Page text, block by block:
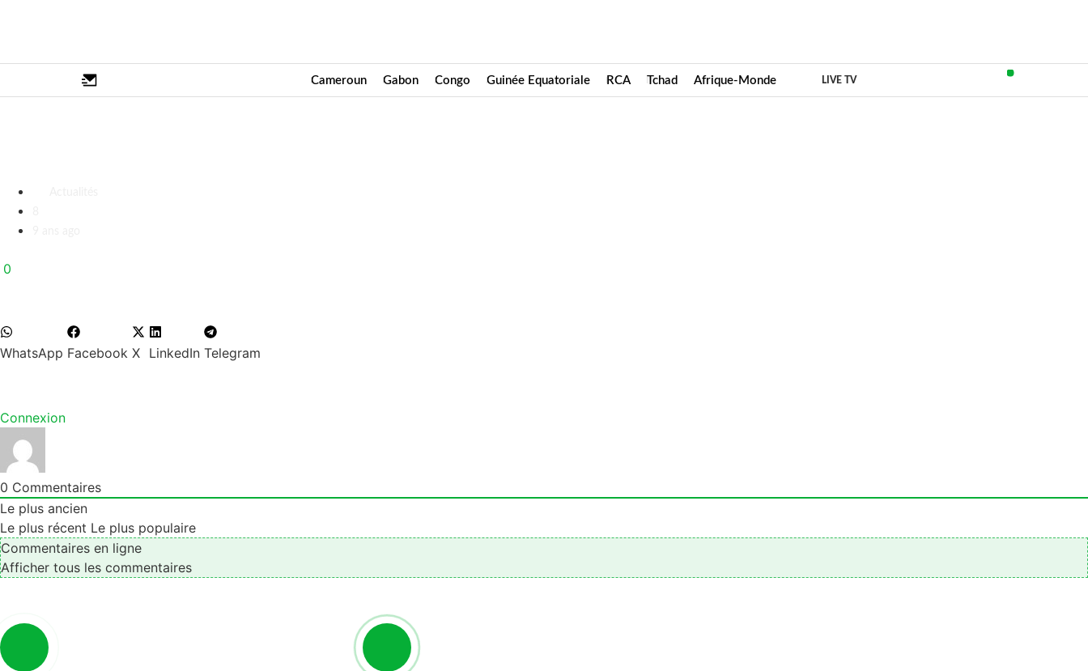
Cameroun Gabon Congo Guinée Equatoriale RCA Tchad Afrique-Monde LIVE TV
0
WhatsApp Facebook X LinkedIn Telegram
Connexion
0 Commentaires
Le plus ancien
Le plus récent Le plus populaire
Commentaires en ligne
Afficher tous les commentaires